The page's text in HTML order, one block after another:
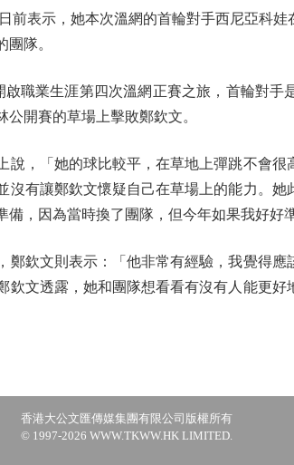
表示，她本次溫網的首輪對手西尼亞科娃
隊。
業生涯第四次溫網正賽之旅，首輪對手
開賽的草場上擊敗鄭欽文。
，「她的球比較平，在草地上彈跳不會很
有讓鄭欽文懷疑自己在草場上的能力。
，因為當時換了團隊，但今年如果我好好
欽文則表示：「他非常有經驗，我覺得應
文透露，她和團隊想看看有沒有人能更
香港大公文匯傳媒集團有限公司版權所有
© 1997-2026 WWW.TKWW.HK LIMITED.